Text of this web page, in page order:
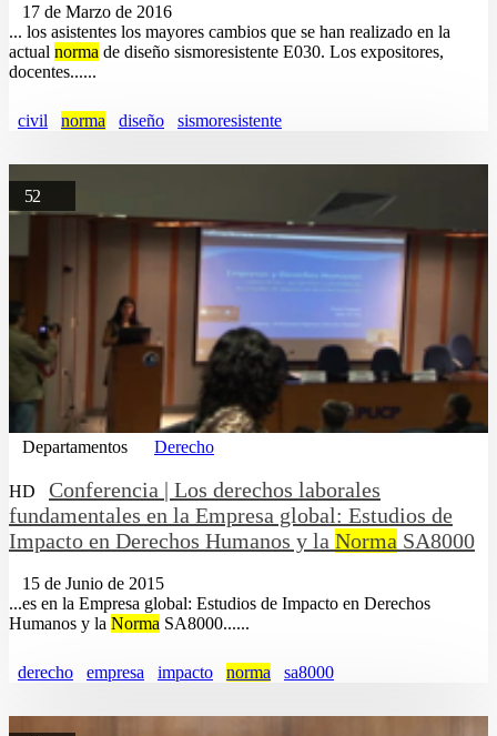
17 de Marzo de 2016
... los asistentes los mayores cambios que se han realizado en la
actual norma de diseño sismoresistente E030. Los expositores,
docentes......
civil norma diseño sismoresistente
52
Departamentos Derecho
HD
Conferencia | Los derechos laborales
fundamentales en la Empresa global: Estudios de
Impacto en Derechos Humanos y la Norma SA8000
15 de Junio de 2015
...es en la Empresa global: Estudios de Impacto en Derechos
Humanos y la Norma SA8000......
derecho empresa impacto norma sa8000